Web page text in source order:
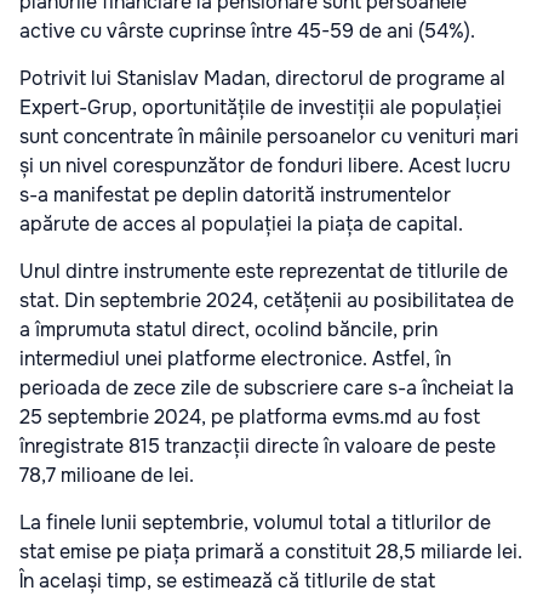
active cu vârste cuprinse între 45-59 de ani (54%).
Potrivit lui Stanislav Madan, directorul de programe al
Expert-Grup, oportunitățile de investiții ale populației
sunt concentrate în mâinile persoanelor cu venituri mari
și un nivel corespunzător de fonduri libere. Acest lucru
s-a manifestat pe deplin datorită instrumentelor
apărute de acces al populației la piața de capital.
Unul dintre instrumente este reprezentat de titlurile de
stat. Din septembrie 2024, cetățenii au posibilitatea de
a împrumuta statul direct, ocolind băncile, prin
intermediul unei platforme electronice. Astfel, în
perioada de zece zile de subscriere care s-a încheiat la
25 septembrie 2024, pe platforma evms.md au fost
înregistrate 815 tranzacții directe în valoare de peste
78,7 milioane de lei.
La finele lunii septembrie, volumul total a titlurilor de
stat emise pe piața primară a constituit 28,5 miliarde lei.
În același timp, se estimează că titlurile de stat